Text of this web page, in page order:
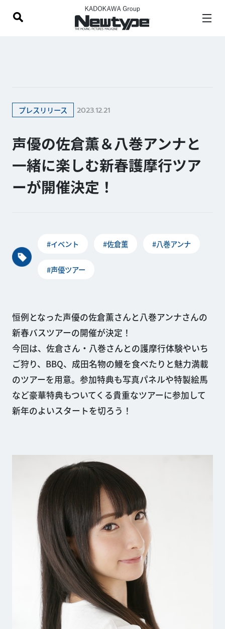
プレスリリース 2023.12.21
声優の佐倉薫＆八巻アンナと
一緒に楽しむ新春護摩行ツア
ーが開催決定！
#イベント #佐倉薫 #八巻アンナ
#声優ツアー
恒例となった声優の佐倉薫さんと八巻アンナさんの
新春バスツアーの開催が決定！
今回は、佐倉さん・八巻さんとの護摩行体験やいち
ご狩り、BBQ、成田名物の鰻を食べたりと魅力満載
のツアーを用意。参加特典も写真パネルや特製絵馬
など豪華特典もついてくる貴重なツアーに参加して
新年のよいスタートを切ろう！